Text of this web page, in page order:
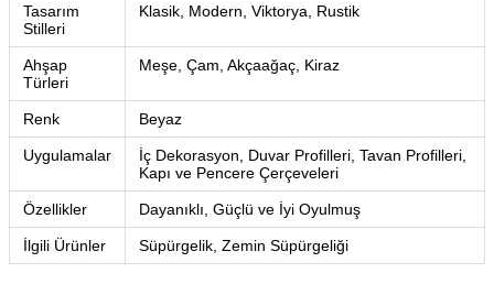
Tasarım
Stilleri
Klasik, Modern, Viktorya, Rustik
Ahşap
Türleri
Meşe, Çam, Akçaağaç, Kiraz
Renk Beyaz
Uygulamalar
İç Dekorasyon, Duvar Profilleri, Tavan Profilleri,
Kapı ve Pencere Çerçeveleri
Özellikler Dayanıklı, Güçlü ve İyi Oyulmuş
İlgili Ürünler Süpürgelik, Zemin Süpürgeliği